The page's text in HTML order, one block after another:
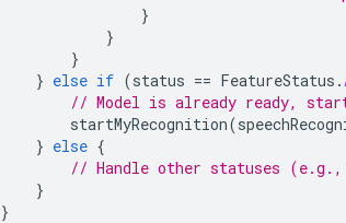
}
}
}
} else if (status == FeatureStatus .
// Model is already ready,
startMyRecognition(
} else {
// Handle other statuses (e.g.,
}
}